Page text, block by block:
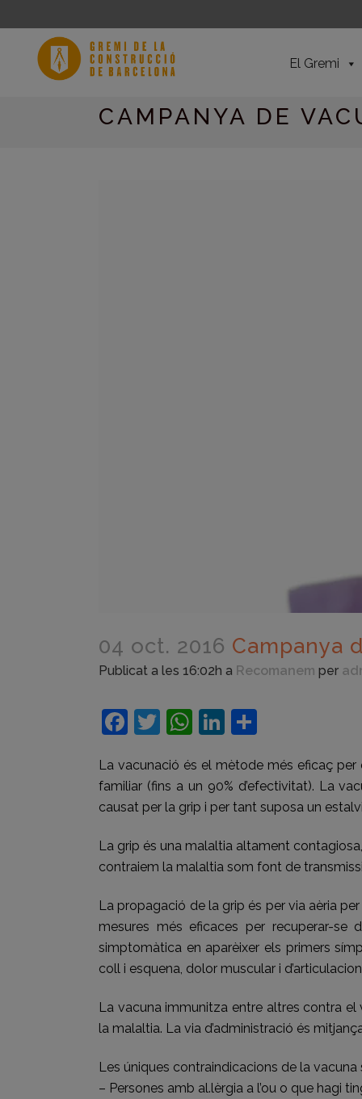
El Gremi
CAMPANYA DE
04 oct. 2016 Campanya
Publicat a les 16:02h a Recomanem per
Facebook
Twitter
WhatsApp
LinkedIn
La vacunació és el mètode més eficaç per
familiar (fins a un 90% d’efectivitat). La
causat per la grip i per tant suposa un
La grip és una malaltia altament
contraiem la malaltia som font de
La propagació de la grip és per via aèria
mesures més eficaces per recuperar-
simptomàtica en aparèixer els primers
coll i esquena, dolor muscular i
La vacuna immunitza entre altres contra el
la malaltia. La via d’administració és
Les úniques contraindicacions de la vacuna
– Persones amb al.lèrgia a l’ou o que hagi